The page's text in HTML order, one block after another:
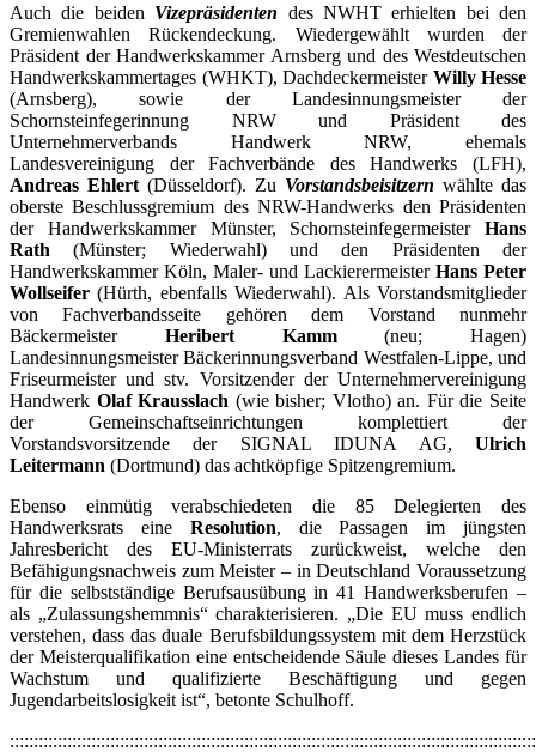
Auch die beiden Vizepräsidenten des NWHT erhielten bei den
Gremienwahlen Rückendeckung. Wiedergewählt wurden der
Präsident der Handwerkskammer Arnsberg und des Westdeutschen
Handwerkskammertages (WHKT), Dachdeckermeister Willy Hesse
(Arnsberg), sowie der Landesinnungsmeister der
Schornsteinfegerinnung NRW und Präsident des
Unternehmerverbands Handwerk NRW, ehemals
Landesvereinigung der Fachverbände des Handwerks (LFH),
Andreas Ehlert (Düsseldorf). Zu Vorstandsbeisitzern wählte das
oberste Beschlussgremium des NRW-Handwerks den Präsidenten
der Handwerkskammer Münster, Schornsteinfegermeister Hans
Rath (Münster; Wiederwahl) und den Präsidenten der
Handwerkskammer Köln, Maler- und Lackierermeister Hans Peter
Wollseifer (Hürth, ebenfalls Wiederwahl). Als Vorstandsmitglieder
von Fachverbandsseite gehören dem Vorstand nunmehr
Bäckermeister Heribert Kamm(neu; Hagen)
Landesinnungsmeister Bäckerinnungsverband Westfalen-Lippe, und
Friseurmeister und stv. Vorsitzender der Unternehmervereinigung
Handwerk Olaf Krausslach (wie bisher; Vlotho) an. Für die Seite
der Gemeinschaftseinrichtungen komplettiert der
Vorstandsvorsitzende der SIGNAL IDUNA AG, Ulrich
Leitermann (Dortmund) das achtköpfige Spitzengremium.
Ebenso einmütig verabschiedeten die 85 Delegierten des
Handwerksrats eine Resolution, die Passagen im jüngsten
Jahresbericht des EU-Ministerrats zurückweist, welche den
Befähigungsnachweis zum Meister – in Deutschland Voraussetzung
für die selbstständige Berufsausübung in 41 Handwerksberufen –
als „Zulassungshemmnis“ charakterisieren. „Die EU muss endlich
verstehen, dass das duale Berufsbildungssystem mit dem Herzstück
der Meisterqualifikation eine entscheidende Säule dieses Landes für
Wachstum und qualifizierte Beschäftigung und gegen
Jugendarbeitslosigkeit ist“, betonte Schulhoff.